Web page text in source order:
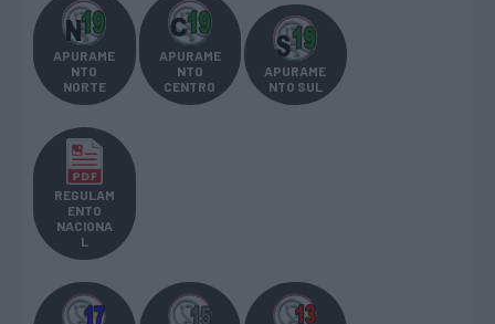
APURAME
NTO
NORTE
APURAME
NTO
CENTRO
APURAME
NTO SUL
REGULAM
ENTO
NACIONA
L